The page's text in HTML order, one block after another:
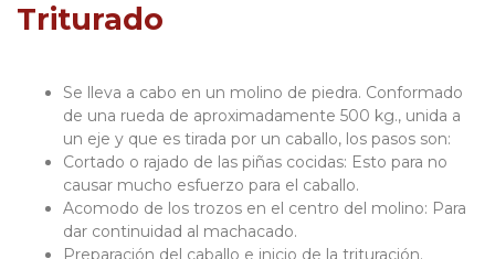
Triturado
Se lleva a cabo en un molino de piedra. Conformado
de una rueda de aproximadamente 500 kg., unida a
un eje y que es tirada por un caballo, los pasos son:
Cortado o rajado de las piñas cocidas: Esto para no
causar mucho esfuerzo para el caballo.
Acomodo de los trozos en el centro del molino: Para
dar continuidad al machacado.
Preparación del caballo e inicio de la trituración.